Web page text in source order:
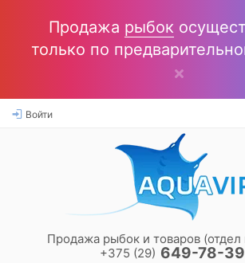
Продажа рыбок
только по
Войти
Продажа рыбок и товаров
+375 (29) 649-78-39